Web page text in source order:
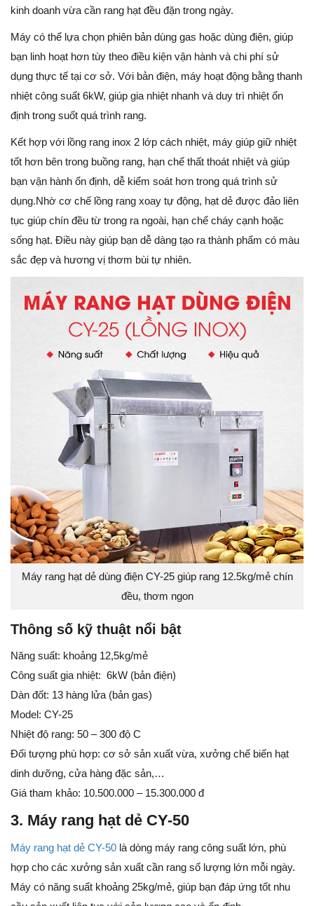
kinh doanh vừa cần rang hạt đều đặn trong ngày.
Máy có thể lựa chọn phiên bản dùng gas hoặc dùng điện, giúp
bạn linh hoạt hơn tùy theo điều kiện vận hành và chi phí sử
dụng thực tế tại cơ sở. Với bản điện, máy hoạt động bằng thanh
nhiệt công suất 6kW, giúp gia nhiệt nhanh và duy trì nhiệt ổn
định trong suốt quá trình rang.
Kết hợp với lồng rang inox 2 lớp cách nhiệt, máy giúp giữ nhiệt
tốt hơn bên trong buồng rang, hạn chế thất thoát nhiệt và giúp
bạn vận hành ổn định, dễ kiểm soát hơn trong quá trình sử
dụng.Nhờ cơ chế lồng rang xoay tự động, hạt dẻ được đảo liên
tục giúp chín đều từ trong ra ngoài, hạn chế cháy cạnh hoặc
sống hạt. Điều này giúp bạn dễ dàng tạo ra thành phẩm có màu
sắc đẹp và hương vị thơm bùi tự nhiên.
Máy rang hạt dẻ dùng điện CY-25 giúp rang 12.5kg/mẻ chín
đều, thơm ngon
Thông số kỹ thuật nổi bật
Năng suất: khoảng 12,5kg/mẻ
Công suất gia nhiệt: 6kW (bản điện)
Dàn đốt: 13 hàng lửa (bản gas)
Model: CY-25
Nhiệt độ rang: 50 – 300 độ C
Đối tượng phù hợp: cơ sở sản xuất vừa, xưởng chế biến hạt
dinh dưỡng, cửa hàng đặc sản,…
Giá tham khảo: 10.500.000 – 15.300.000 đ
3. Máy rang hạt dẻ CY-50
Máy rang hạt dẻ CY-50 là dòng máy rang công suất lớn, phù
hợp cho các xưởng sản xuất cần rang số lượng lớn mỗi ngày.
Máy có năng suất khoảng 25kg/mẻ, giúp bạn đáp ứng tốt nhu